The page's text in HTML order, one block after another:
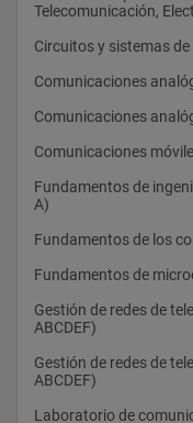
Telecomunicación,
Circuitos y sistemas
Comunicaciones
Comunicaciones
Comunicaciones
Fundamentos de
A)
Fundamentos de los
Fundamentos de
Gestión de redes de
ABCDEF)
Gestión de redes de
ABCDEF)
Laboratorio de